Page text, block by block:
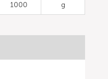
1000 g